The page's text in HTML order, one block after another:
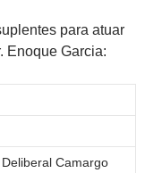
para atuar
Enoque Garcia:
Camargo